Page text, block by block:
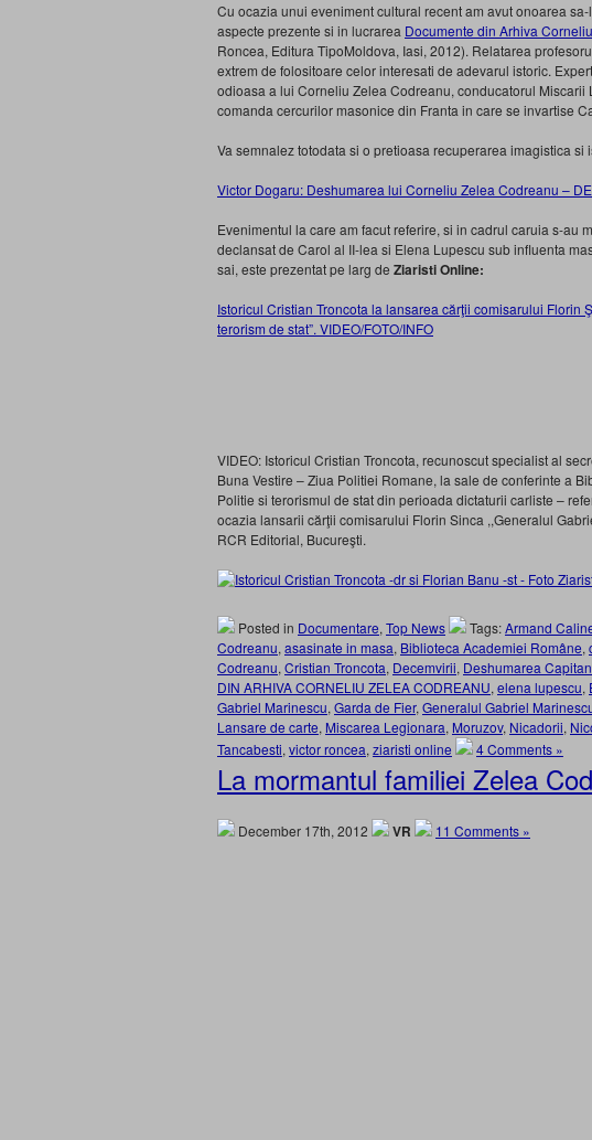
Cu ocazia unui eveniment cultural recent am avut onoarea
aspecte prezente si in lucrarea Documente din Arhiva
Roncea, Editura TipoMoldova, Iasi, 2012). Relatarea
extrem de folositoare celor interesati de adevarul istoric.
odioasa a lui Corneliu Zelea Codreanu, conducatorul
comanda cercurilor masonice din Franta in care se invartise
Va semnalez totodata si o pretioasa recuperarea imagistica
Victor Dogaru: Deshumarea lui Corneliu Zelea Codreanu –
Evenimentul la care am facut referire, si in cadrul caruia s-au
declansat de Carol al II-lea si Elena Lupescu sub influenta
sai, este prezentat pe larg de Ziaristi Online:
Istoricul Cristian Troncota la lansarea cărţii comisarului Florin
terorism de stat”. VIDEO/FOTO/INFO
VIDEO: Istoricul Cristian Troncota, recunoscut specialist al
Buna Vestire – Ziua Politiei Romane, la sale de conferinte a
Politie si terorismul de stat din perioada dictaturii carliste –
ocazia lansarii cărţii comisarului Florin Sinca ,,Generalul
RCR Editorial, Bucureşti.
Posted in Documentare, Top News Tags:Armand
Codreanu, asasinate in masa, Biblioteca Academiei Române,
Codreanu, Cristian Troncota, Decemvirii, Deshumarea
DIN ARHIVA CORNELIU ZELEA CODREANU, elena lupescu,
Gabriel Marinescu, Garda de Fier, Generalul Gabriel
Lansare de carte, Miscarea Legionara, Moruzov, Nicadorii,
Tancabesti, victor roncea, ziaristi online 4 Comments »
La mormantul familiei Zelea
December 17th, 2012 VR 11 Comments »